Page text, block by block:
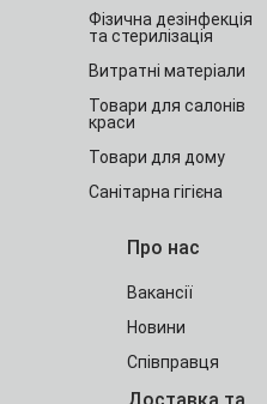
Фізична дезінфекція
та стерилізація
Витратні матеріали
Товари для салонів
краси
Товари для дому
Санітарна гігієна
Про нас
Вакансії
Новини
Співправця